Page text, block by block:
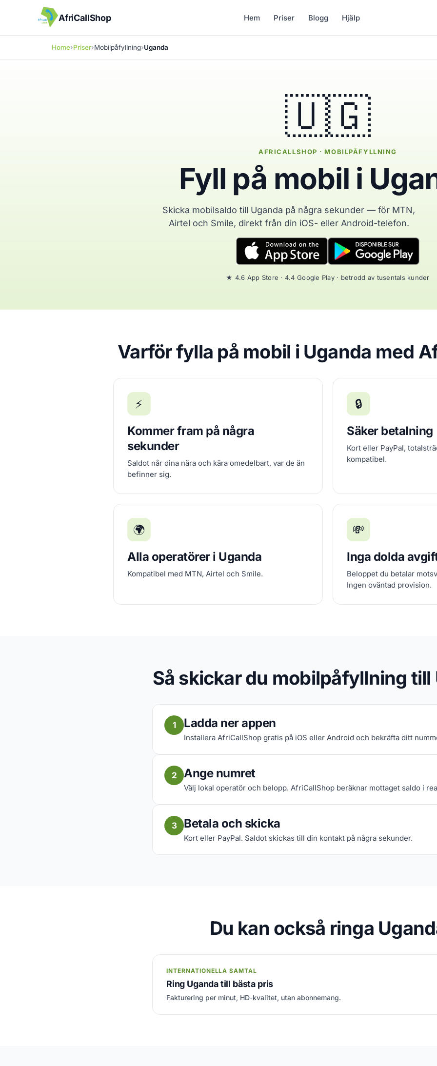
AfriCallShop Hem Priser Blogg Hjälp
Home Priser Mobilpåfyllning Uganda
🇺🇬
AFRICALLSHOP · MOBILPÅFYLLNING
Fyll på mobil i
Skicka mobilsaldo till Uganda på några sekunder — för MTN,
Airtel och Smile, direkt från din iOS- eller Android-telefon.
★ 4.6 App Store · 4.4 Google Play · betrodd av tusentals kunder
Varför fylla på mobil i Uganda med
⚡
Kommer fram på några
sekunder
Saldot når dina nära och kära omedelbart, var de än
befinner sig.
🔒
Säker betalning
Kort eller PayPal,
kompatibel.
🌍
Alla operatörer i Uganda
Kompatibel med MTN, Airtel och Smile.
💸
Inga dolda
Beloppet du betalar
Ingen oväntad provision.
Så skickar du mobilpåfyllning till
1 Ladda ner appen
Installera AfriCallShop gratis på iOS eller Android och bekräfta ditt
2 Ange numret
Välj lokal operatör och belopp. AfriCallShop beräknar mottaget saldo i
3 Betala och skicka
Kort eller PayPal. Saldot skickas till din kontakt på några sekunder.
Du kan också ringa
INTERNATIONELLA SAMTAL
Ring Uganda till bästa pris
Fakturering per minut, HD-kvalitet, utan abonnemang.